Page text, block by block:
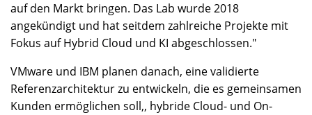
auf den Markt bringen. Das Lab wurde 2018
angekündigt und hat seitdem zahlreiche Projekte mit
Fokus auf Hybrid Cloud und KI abgeschlossen."
VMware und IBM planen danach, eine validierte
Referenzarchitektur zu entwickeln, die es gemeinsamen
Kunden ermöglichen soll,, hybride Cloud- und On-